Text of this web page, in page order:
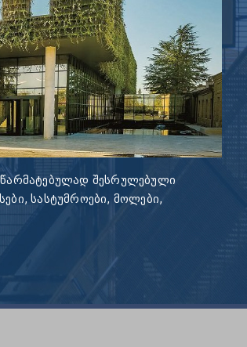
წარმატებულად შესრულებული
სასტუმროები, მოლები,